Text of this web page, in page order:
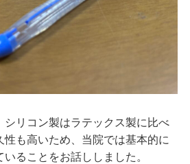
シリコン製はラテックス製に比べ
性も高いため、当院では基本的に
ることをお話ししました。